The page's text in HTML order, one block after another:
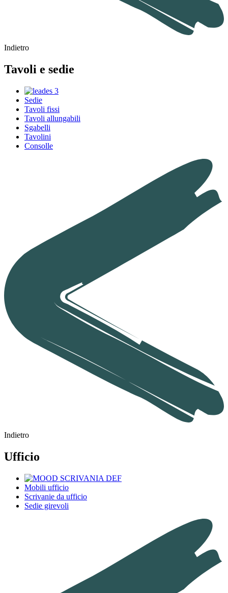
Indietro
Tavoli e sedie
Sedie
Tavoli fissi
Tavoli allungabili
Sgabelli
Tavolini
Consolle
Indietro
Ufficio
Mobili ufficio
Scrivanie da ufficio
Sedie girevoli